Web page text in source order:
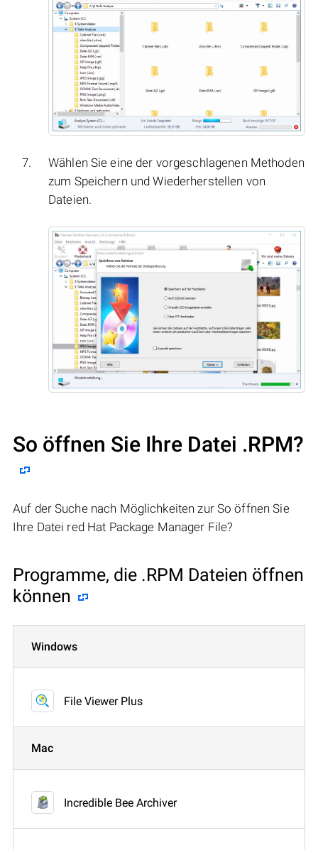
Wählen Sie eine der vorgeschlagenen Methoden
zum Speichern und Wiederherstellen von
Dateien.
So öffnen Sie Ihre Datei .RPM?
Auf der Suche nach Möglichkeiten zur So öffnen Sie
Ihre Datei red Hat Package Manager File?
Programme, die .RPM Dateien öffnen
können
Windows
File Viewer Plus
Mac
Incredible Bee Archiver